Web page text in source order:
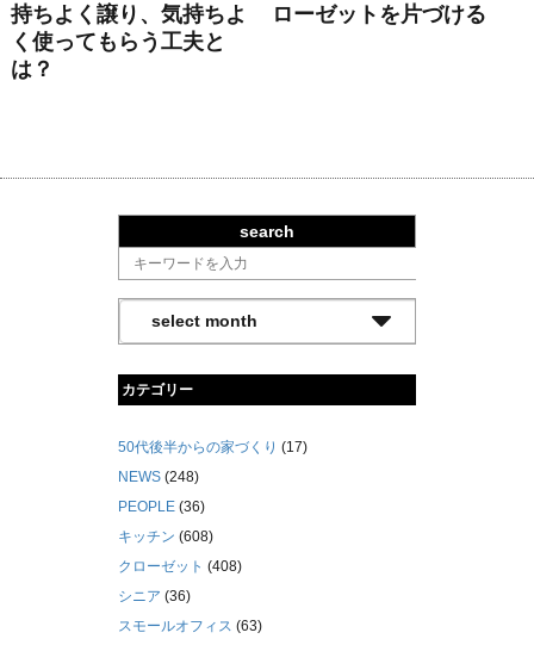
持ちよく譲り、気持ちよ
く使ってもらう工夫と
は？
ローゼットを片づける
search
カテゴリー
50代後半からの家づくり (17)
NEWS (248)
PEOPLE (36)
キッチン (608)
クローゼット (408)
シニア (36)
スモールオフィス (63)